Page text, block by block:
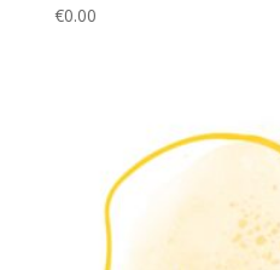
€0.00